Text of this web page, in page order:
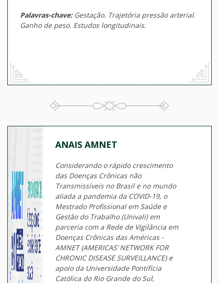
Palavras-chave:Gestação. Trajetória pressão arterial.
Ganho de peso. Estudos longitudinais.
ANAIS AMNET
Considerando o rápido crescimento
das Doenças Crônicas não
Transmissíveis no Brasil e no mundo
aliada a pandemia da COVID-19, o
Mestrado Profissional em Saúde e
Gestão do Trabalho (Univali) em
parceria com a Rede de Vigilância em
Doenças Crônicas das Américas -
AMNET (AMERICAS’ NETWORK FOR
CHRONIC DISEASE SURVEILLANCE) e
apoio da Universidade Pontifícia
Católica do Rio Grande do Sul,